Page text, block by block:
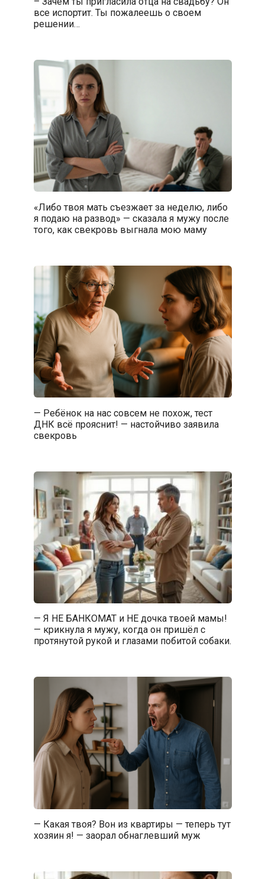
все испортит. Ты пожалеешь о своем
решении…
«Либо твоя мать съезжает за неделю, либо
я подаю на развод» — сказала я мужу после
того, как свекровь выгнала мою маму
— Ребёнок на нас совсем не похож, тест
ДНК всё прояснит! — настойчиво заявила
свекровь
— Я НЕ БАНКОМАТ и НЕ дочка твоей мамы!
— крикнула я мужу, когда он пришёл с
протянутой рукой и глазами побитой собаки.
— Какая твоя? Вон из квартиры — теперь тут
хозяин я! — заорал обнаглевший муж